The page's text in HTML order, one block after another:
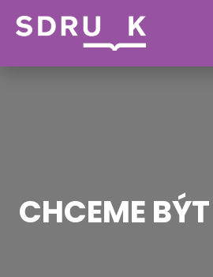
CHCEME